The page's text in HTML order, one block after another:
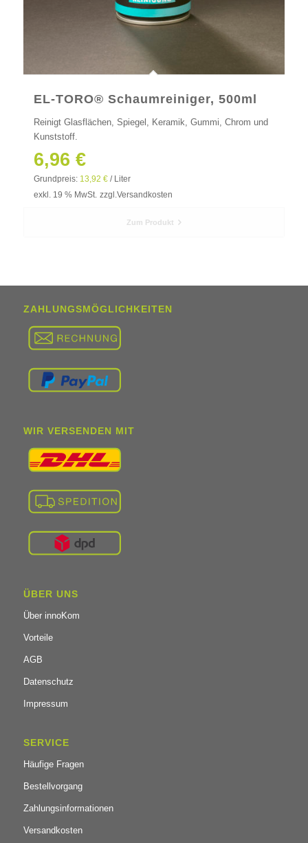
EL-TORO® Schaumreiniger, 500ml
Reinigt Glasflächen, Spiegel, Keramik, Gummi, Chrom und
Kunststoff.
6,96 €
Grundpreis: 13,92 €/ Liter
exkl. 19 % MwSt. zzgl. Versandkosten
Zum Produkt
ZAHLUNGSMÖGLICHKEITEN
WIR VERSENDEN MIT
ÜBER UNS
Über innoKom
Vorteile
AGB
Datenschutz
Impressum
SERVICE
Häufige Fragen
Bestellvorgang
Zahlungsinformationen
Versandkosten